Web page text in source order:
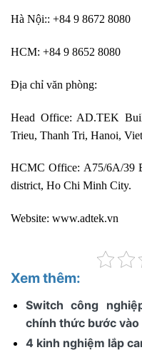
Hà Nội:: +84 9 8672 8080
HCM: +84 9 8652 8080
Địa chỉ văn phòng:
Head Office: AD.TEK
Trieu, Thanh Tri, Hanoi,
HCMC Office: A75/6A/39
district, Ho Chi Minh City.
Website: www.adtek.vn
Xem thêm:
Switch công
chính thức bước
4 kinh nghiệm lắp